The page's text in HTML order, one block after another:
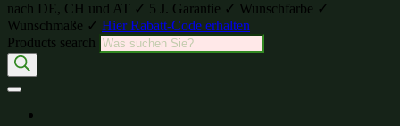
nach DE, CH und AT ✓ 5 J. Garantie ✓ Wunschfarbe ✓
Wunschmaße ✓ Hier Rabatt-Code erhalten
Products search